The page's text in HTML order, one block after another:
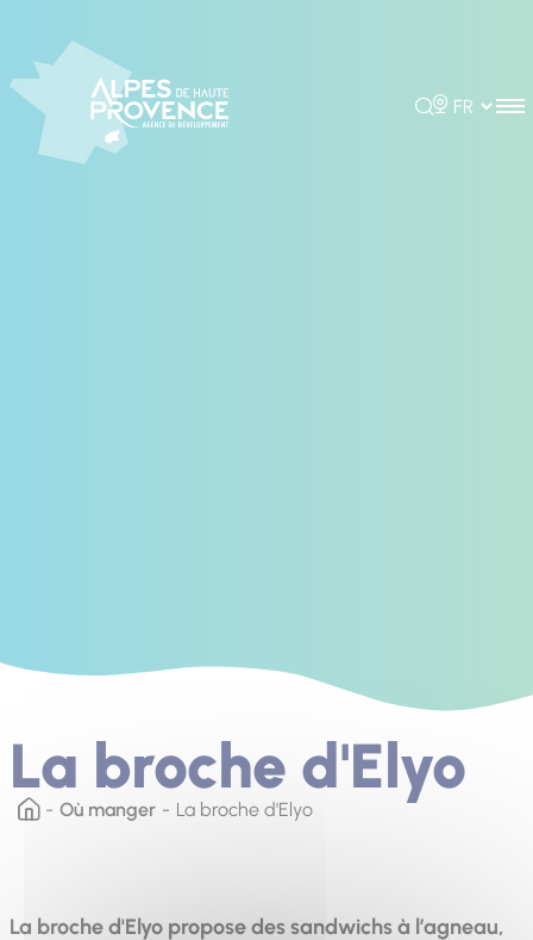
Rechercher
Choisir la
La broche d'Elyo
Où manger La broche d'Elyo
La broche d'Elyo propose des sandwichs à l’agneau,